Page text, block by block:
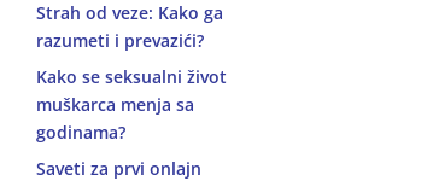
Strah od veze: Kako ga
razumeti i prevazići?
Kako se seksualni život
muškarca menja sa
godinama?
Saveti za prvi onlajn